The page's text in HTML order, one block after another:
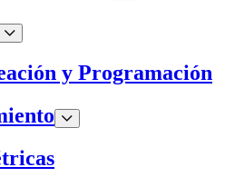
y Programación